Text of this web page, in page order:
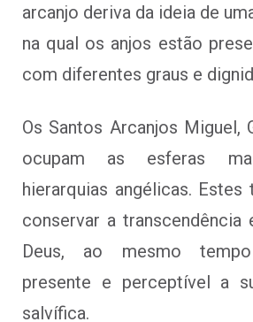
arcanjo deriva da ideia de
na qual os anjos estão
com diferentes graus e
Os Santos Arcanjos Miguel,
ocupam as esferas
hierarquias angélicas.
conservar a
Deus, ao mesmo
presente e perceptível a
salvífica.